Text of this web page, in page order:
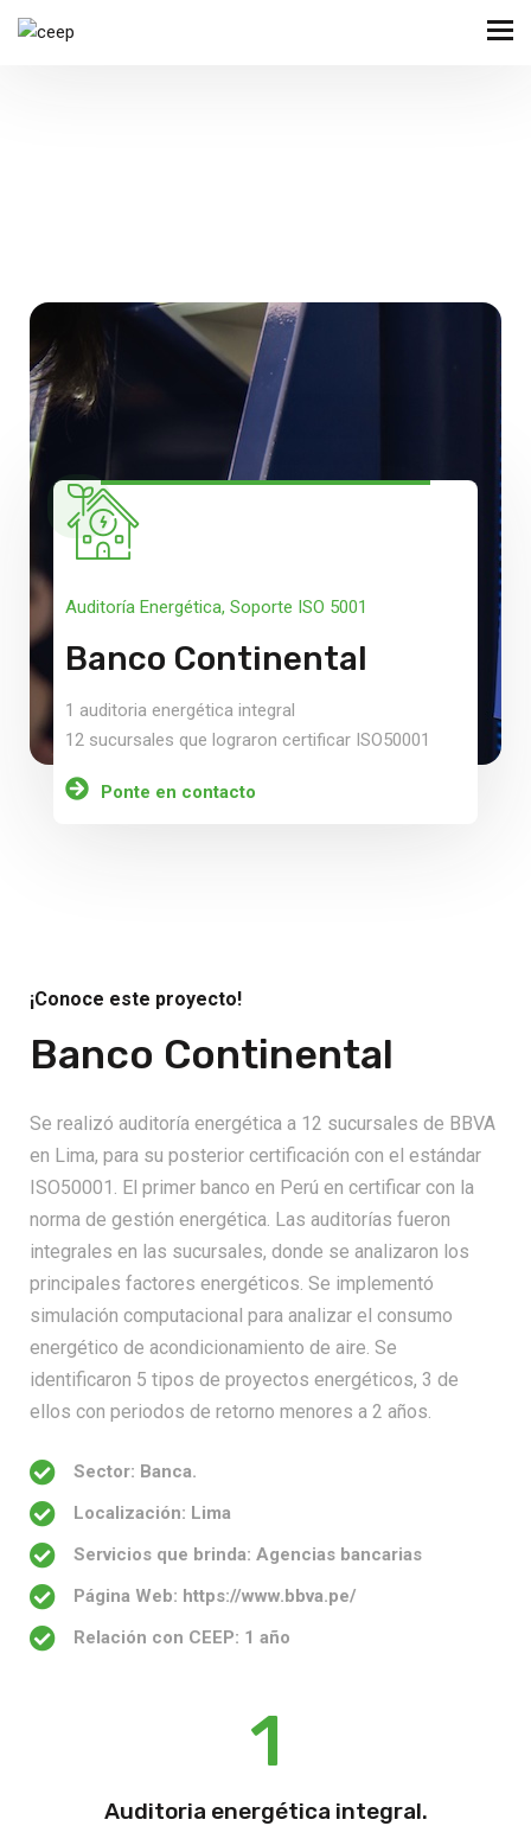
Auditoría Energética, Soporte ISO 5001
Banco Continental
1 auditoria energética integral
12 sucursales que lograron certificar ISO50001
Ponte en contacto
¡Conoce este proyecto!
Banco Continental
Se realizó auditoría energética a 12 sucursales de BBVA
en Lima, para su posterior certificación con el estándar
ISO50001. El primer banco en Perú en certificar con la
norma de gestión energética. Las auditorías fueron
integrales en las sucursales, donde se analizaron los
principales factores energéticos. Se implementó
simulación computacional para analizar el consumo
energético de acondicionamiento de aire. Se
identificaron 5 tipos de proyectos energéticos, 3 de
ellos con periodos de retorno menores a 2 años.
Sector: Banca.
Localización: Lima
Servicios que brinda: Agencias bancarias
Página Web: https://www.bbva.pe/
Relación con CEEP: 1 año
1
Auditoria energética integral.